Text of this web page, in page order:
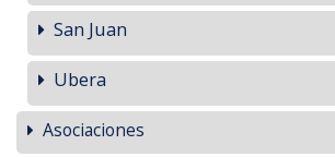
San Juan
Ubera
Asociaciones